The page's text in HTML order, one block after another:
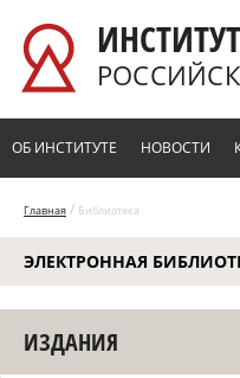
ОБ ИНСТИТУТЕ НОВОСТИ
Главная / Библиотека
ЭЛЕКТРОННАЯ
ИЗДАНИЯ